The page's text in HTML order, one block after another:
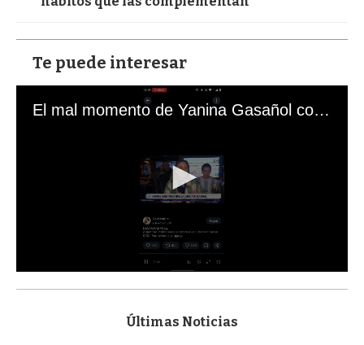
Te puede interesar
El mal momento de Yanina Gasañol con un hincha argentino en "Subrayado"
s
Últimas Noticias